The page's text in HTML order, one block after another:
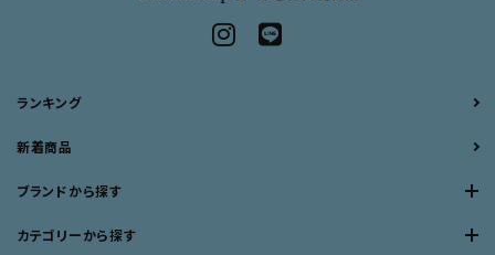
ランキング
新着商品
ブランドから探す
カテゴリーから探す